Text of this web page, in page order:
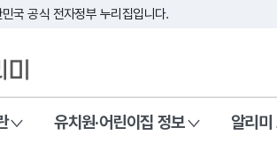
국 공식 전자정부 누리집입니다.
유치원·어린이집 정보 알리미